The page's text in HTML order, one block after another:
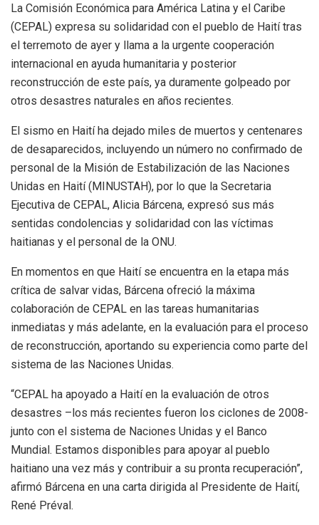
La Comisión Económica para América Latina y el Caribe
(CEPAL) expresa su solidaridad con el pueblo de Haití tras
el terremoto de ayer y llama a la urgente cooperación
internacional en ayuda humanitaria y posterior
reconstrucción de este país, ya duramente golpeado por
otros desastres naturales en años recientes.
El sismo en Haití ha dejado miles de muertos y centenares
de desaparecidos, incluyendo un número no confirmado de
personal de la Misión de Estabilización de las Naciones
Unidas en Haití (MINUSTAH), por lo que la Secretaria
Ejecutiva de CEPAL, Alicia Bárcena, expresó sus más
sentidas condolencias y solidaridad con las víctimas
haitianas y el personal de la ONU.
En momentos en que Haití se encuentra en la etapa más
crítica de salvar vidas, Bárcena ofreció la máxima
colaboración de CEPAL en las tareas humanitarias
inmediatas y más adelante, en la evaluación para el proceso
de reconstrucción, aportando su experiencia como parte del
sistema de las Naciones Unidas.
“CEPAL ha apoyado a Haití en la evaluación de otros
desastres –los más recientes fueron los ciclones de 2008-
junto con el sistema de Naciones Unidas y el Banco
Mundial. Estamos disponibles para apoyar al pueblo
haitiano una vez más y contribuir a su pronta recuperación”,
afirmó Bárcena en una carta dirigida al Presidente de Haití,
René Préval.